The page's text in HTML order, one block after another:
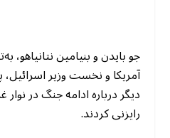
جو بایدن و بنیامین
دیگر درباره ادامه جنگ در
رایزنی کردند.